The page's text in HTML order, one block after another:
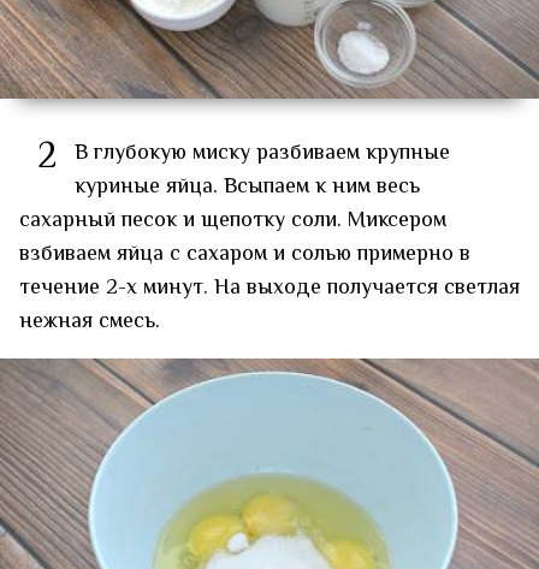
2 В глубокую миску разбиваем крупные
куриные яйца. Всыпаем к ним весь
сахарный песок и щепотку соли. Миксером
взбиваем яйца с сахаром и солью примерно в
течение 2-х минут. На выходе получается светлая
нежная смесь.